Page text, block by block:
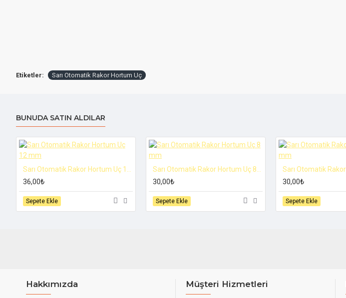
Etiketler: Sarı Otomatik Rakor Hortum Uç
BUNUDA SATIN ALDILAR
36,00₺
Sepete Ekle
30,00₺
Sepete Ekle
30,00₺
Sepete Ekle
Hakkımızda Müşteri Hizmetleri